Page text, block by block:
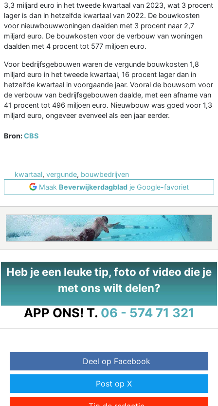
3,3 miljard euro in het tweede kwartaal van 2023, wat 3 procent
lager is dan in hetzelfde kwartaal van 2022. De bouwkosten
voor nieuwbouwwoningen daalden met 3 procent naar 2,7
miljard euro. De bouwkosten voor de verbouw van woningen
daalden met 4 procent tot 577 miljoen euro.
Voor bedrijfsgebouwen waren de vergunde bouwkosten 1,8
miljard euro in het tweede kwartaal, 16 procent lager dan in
hetzelfde kwartaal in voorgaande jaar. Vooral de bouwsom voor
de verbouw van bedrijfsgebouwen daalde, met een afname van
41 procent tot 496 miljoen euro. Nieuwbouw was goed voor 1,3
miljard euro, ongeveer evenveel als een jaar eerder.
Bron:CBS
kwartaal, vergunde, bouwbedrijven
Maak Beverwijkerdagblad je Google-favoriet
Heb je een leuke tip, foto of video die je
met ons wilt delen?
APP ONS! T. 06 - 574 71 321
Deel op Facebook
Post op X